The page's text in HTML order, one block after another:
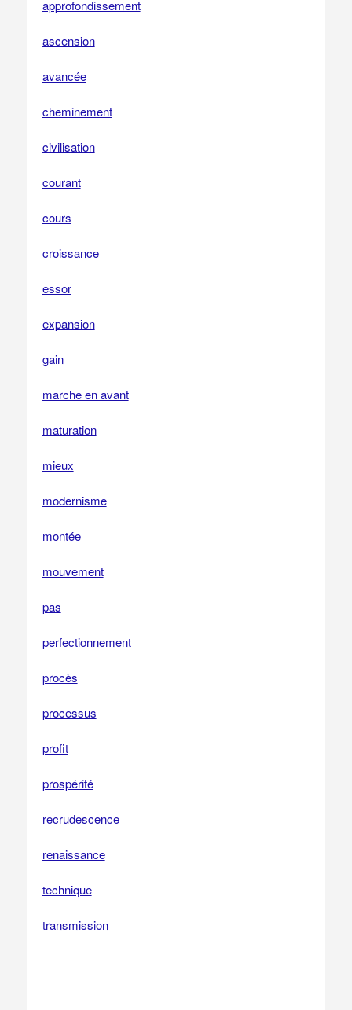
approfondissement
ascension
avancée
cheminement
civilisation
courant
cours
croissance
essor
expansion
gain
marche en avant
maturation
mieux
modernisme
montée
mouvement
pas
perfectionnement
procès
processus
profit
prospérité
recrudescence
renaissance
technique
transmission